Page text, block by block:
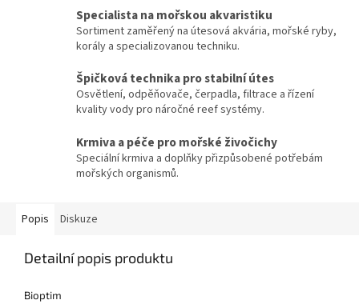
Specialista na mořskou akvaristiku
Sortiment zaměřený na útesová akvária, mořské ryby,
korály a specializovanou techniku.
Špičková technika pro stabilní útes
Osvětlení, odpěňovače, čerpadla, filtrace a řízení
kvality vody pro náročné reef systémy.
Krmiva a péče pro mořské živočichy
Speciální krmiva a doplňky přizpůsobené potřebám
mořských organismů.
Popis Diskuze
Detailní popis produktu
Bioptim